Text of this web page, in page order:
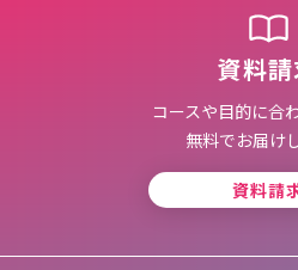
資料
コースや目的に合
無料でお届け
資料請